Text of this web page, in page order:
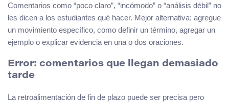
Comentarios como “poco claro”, “incómodo” o “análisis débil” no
les dicen a los estudiantes qué hacer. Mejor alternativa: agregue
un movimiento específico, como definir un término, agregar un
ejemplo o explicar evidencia en una o dos oraciones.
Error: comentarios que llegan demasiado
tarde
La retroalimentación de fin de plazo puede ser precisa pero